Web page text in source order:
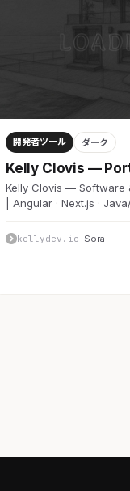
開発者ツール ダーク
Kelly Clovis —
Kelly Clovis — Software
| Angular · Next.js ·
kellydev.io· Sora